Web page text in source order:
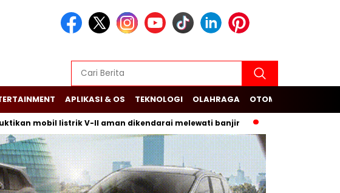
APLIKASI & OS TEKNOLOGI OLAHRAGA OTOMOTIF
listrik V-II aman dikendarai melewati banjir Budi Arie Setiadi dan